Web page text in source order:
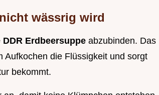
wässrig wird
DDR Erdbeersuppe abzubinden. Das
Aufkochen die Flüssigkeit und sorgt
bekommt.